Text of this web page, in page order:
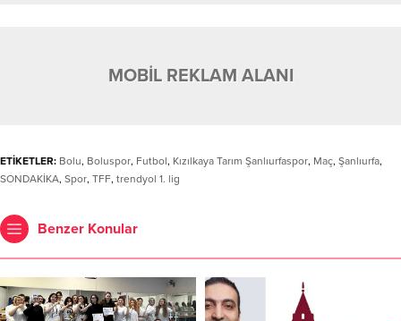
MOBİL REKLAM ALANI
ETİKETLER: Bolu, Boluspor, Futbol, Kızılkaya Tarım Şanlıurfaspor, Maç, Şanlıurfa,
SONDAKİKA, Spor, TFF, trendyol 1. lig
Benzer Konular